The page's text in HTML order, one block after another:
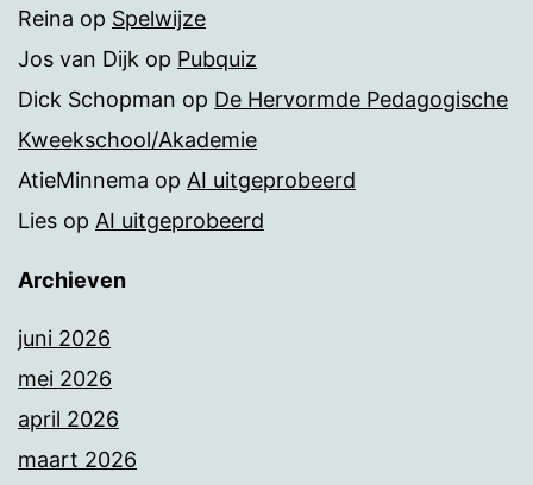
Reina op Spelwijze
Jos van Dijk op Pubquiz
Dick Schopman op De Hervormde Pedagogische
Kweekschool/Akademie
AtieMinnema op AI uitgeprobeerd
Lies op AI uitgeprobeerd
Archieven
juni 2026
mei 2026
april 2026
maart 2026